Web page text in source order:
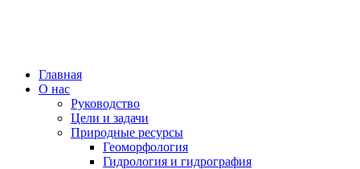
Главная
О нас
Руководство
Цели и задачи
Природные ресурсы
Геоморфология
Гидрология и гидрография